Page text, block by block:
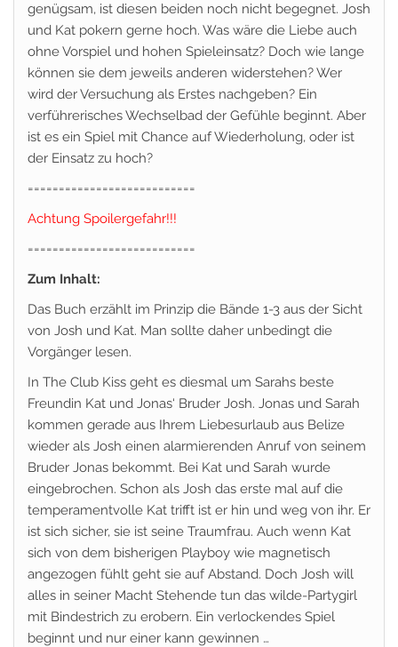
genügsam, ist diesen beiden noch nicht begegnet. Josh
und Kat pokern gerne hoch. Was wäre die Liebe auch
ohne Vorspiel und hohen Spieleinsatz? Doch wie lange
können sie dem jeweils anderen widerstehen? Wer
wird der Versuchung als Erstes nachgeben? Ein
verführerisches Wechselbad der Gefühle beginnt. Aber
ist es ein Spiel mit Chance auf Wiederholung, oder ist
der Einsatz zu hoch?
===========================
Achtung Spoilergefahr!!!
===========================
Zum Inhalt:
Das Buch erzählt im Prinzip die Bände 1-3 aus der Sicht
von Josh und Kat. Man sollte daher unbedingt die
Vorgänger lesen.
In The Club Kiss geht es diesmal um Sarahs beste
Freundin Kat und Jonas‘ Bruder Josh. Jonas und Sarah
kommen gerade aus Ihrem Liebesurlaub aus Belize
wieder als Josh einen alarmierenden Anruf von seinem
Bruder Jonas bekommt. Bei Kat und Sarah wurde
eingebrochen. Schon als Josh das erste mal auf die
temperamentvolle Kat trifft ist er hin und weg von ihr. Er
ist sich sicher, sie ist seine Traumfrau. Auch wenn Kat
sich von dem bisherigen Playboy wie magnetisch
angezogen fühlt geht sie auf Abstand. Doch Josh will
alles in seiner Macht Stehende tun das wilde-Partygirl
mit Bindestrich zu erobern. Ein verlockendes Spiel
beginnt und nur einer kann gewinnen …